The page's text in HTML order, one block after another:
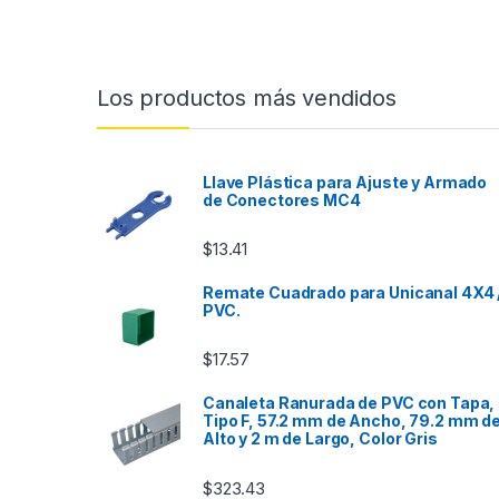
Los productos más vendidos
Llave Plástica para Ajuste y Armado
de Conectores MC4
$13.41
Remate Cuadrado para Unicanal 4X4
PVC.
$17.57
Canaleta Ranurada de PVC con Tapa,
Tipo F, 57.2 mm de Ancho, 79.2 mm
Alto y 2 m de Largo, Color Gris
$323.43